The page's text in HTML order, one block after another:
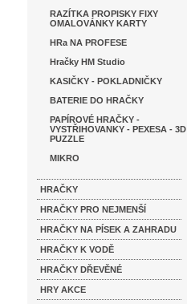
RAZÍTKA PROPISKY FIXY
OMALOVÁNKY KARTY
HRa NA PROFESE
Hračky HM Studio
KASIČKY - POKLADNIČKY
BATERIE DO HRAČKY
PAPÍROVÉ HRAČKY -
VYSTŘIHOVANKY - PEXESA - 3D
PUZZLE
MIKRO
HRAČKY
HRAČKY PRO NEJMENŠÍ
HRAČKY NA PÍSEK A ZAHRADU
HRAČKY K VODĚ
HRAČKY DŘEVĚNÉ
HRY AKCE